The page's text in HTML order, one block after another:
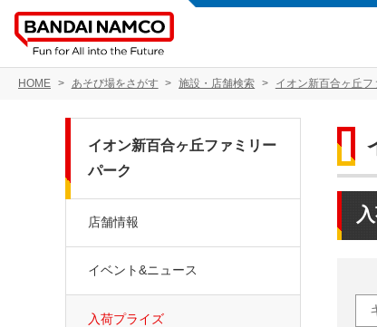
HOME あそび場をさがす 施設・店舗検索 イオン新百合ヶ丘フ
イオン新百合ヶ丘ファミリー
パーク
店舗情報
イベント&ニュース
入荷プライズ